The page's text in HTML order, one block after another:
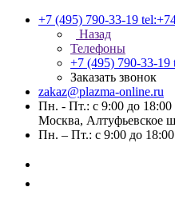
+7 (495) 790-33-19
Назад
Телефоны
+7 (495) 790-33-19
Заказать звонок
zakaz@plazma-online.ru
Пн. - Пт.: с 9:00 до 18:00
Москва, Алтуфьевское
Пн. – Пт.: с 9:00 до 18:00